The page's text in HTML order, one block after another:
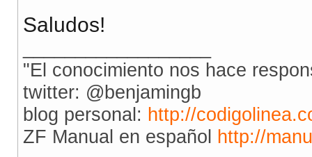
Saludos!
"El conocimiento nos hace
twitter: @benjamingb
blog personal: http://
ZF Manual en español http://